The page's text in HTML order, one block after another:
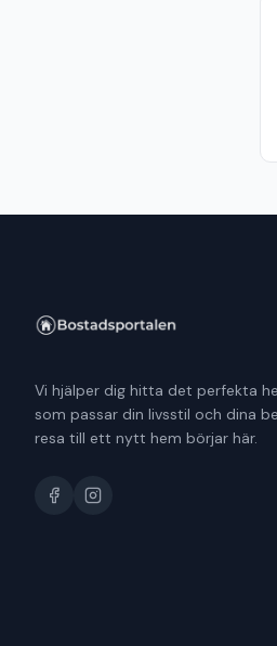
Vi hjälper dig hitta det perfekta
som passar din livsstil och dina
resa till ett nytt hem börjar här.